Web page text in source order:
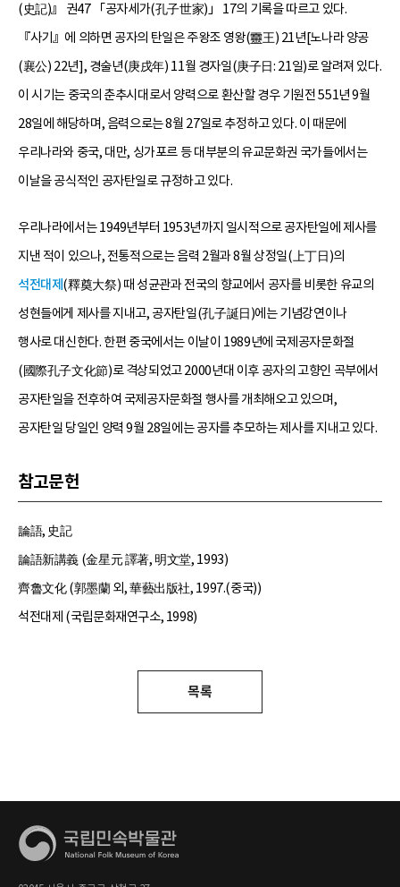
(史記)』 권47 「공자세가(孔子世家)」 17의 기록을 따르고 있다.
『사기』에 의하면 공자의 탄일은 주왕조 영왕(靈王) 21년[노나라 양공
(襄公) 22년], 경술년(庚戌年) 11월 경자일(庚子日: 21일)로 알려져 있다.
이 시기는 중국의 춘추시대로서 양력으로 환산할 경우 기원전 551년 9월
28일에 해당하며, 음력으로는 8월 27일로 추정하고 있다. 이 때문에
우리나라와 중국, 대만, 싱가포르 등 대부분의 유교문화권 국가들에서는
이날을 공식적인 공자탄일로 규정하고 있다.
우리나라에서는 1949년부터 1953년까지 일시적으로 공자탄일에 제사를
지낸 적이 있으나, 전통적으로는 음력 2월과 8월 상정일(上丁日)의
석전대제 (釋奠大祭) 때 성균관과 전국의 향교에서 공자를 비롯한 유교의
성현들에게 제사를 지내고, 공자탄일(孔子誕日)에는 기념강연이나
행사로 대신한다. 한편 중국에서는 이날이 1989년에 국제공자문화절
(國際孔子文化節)로 격상되었고 2000년대 이후 공자의 고향인 곡부에서
공자탄일을 전후하여 국제공자문화절 행사를 개최해오고 있으며,
공자탄일 당일인 양력 9월 28일에는 공자를 추모하는 제사를 지내고 있다.
참고문헌
論語, 史記
論語新講義 (金星元 譯著, 明文堂, 1993)
齊魯文化 (郭墨蘭 외, 華藝出版社, 1997.(중국))
석전대제 (국립문화재연구소, 1998)
목록